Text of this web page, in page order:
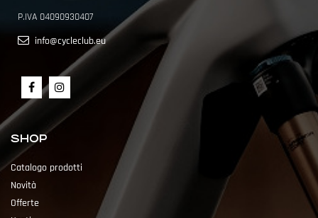
P.IVA 04090930407
info@cycleclub.eu
SHOP
Catalogo prodotti
Novità
Offerte